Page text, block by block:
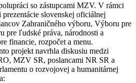
so zástupcami MZV. V rámci
slovenskej oficiálnej
Zahraničného výboru, Výboru pre
pre ľudské práva, národnosti a
financie, rozpočet a menu.
projekt navrhla diskusiu medzi
MZV SR, poslancami NR SR a
o rozvojovej a humanitárnej